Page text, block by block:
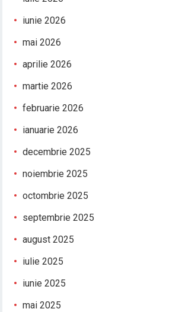
iunie 2026
mai 2026
aprilie 2026
martie 2026
februarie 2026
ianuarie 2026
decembrie 2025
noiembrie 2025
octombrie 2025
septembrie 2025
august 2025
iulie 2025
iunie 2025
mai 2025